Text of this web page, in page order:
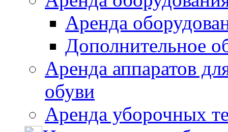
Аренда
Дополнительное
Аренда аппаратов
обуви
Аренда уборочных